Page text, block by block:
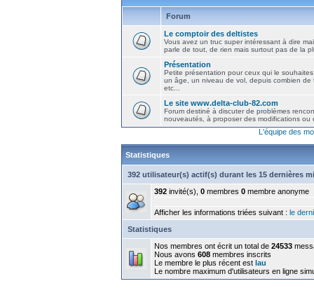
Forum
Le comptoir des deltistes
Vous avez un truc super intéressant à dire
parle de tout, de rien mais surtout pas de la
Présentation
Petite présentation pour ceux qui le
un âge, un niveau de vol, depuis combien de
etc...
Le site www.delta-club-82.com
Forum destiné à discuter de problèmes
nouveautés, à proposer des modifications ou
L'équipe des
Statistiques
392 utilisateur(s) actif(s) durant les 15 dernières
392 invité(s), 0 membres 0 membre anonyme
Afficher les informations triées suivant : le
Statistiques
Nos membres ont écrit un total de 24533
Nous avons 608 membres inscrits
Le membre le plus récent est lau
Le nombre maximum d'utilisateurs en ligne